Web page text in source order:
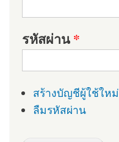
รหัสผ่าน*
สร้างบัญชีผู้ใช้ใหม่
ลืมรหัสผ่าน